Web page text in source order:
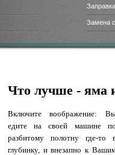
Замена
Что лучше - яма
Включите воображение:
едите на своей машине
разбитому полотну где-то
глубинку, и внезапно к